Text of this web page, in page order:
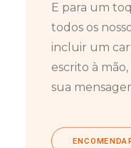
E para um
todos os
incluir um
escrito à
sua